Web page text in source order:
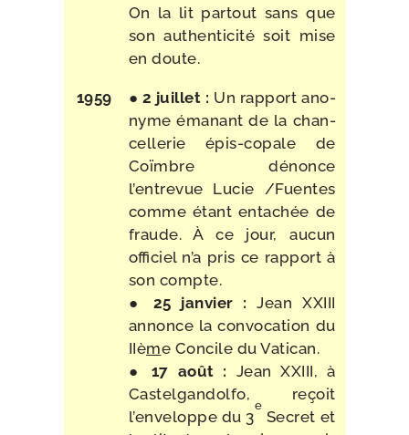
On la lit par­tout sans que
son authen­ti­ci­té soit mise
en doute.
1959 ● 2 juillet : Un rap­port ano­
nyme éma­nant de la chan­
cel­le­rie épis-​copale de
Coïmbre dénonce
l’entrevue Lucie /​Fuentes
comme étant enta­chée de
fraude. À ce jour, aucun
offi­ciel n’a pris ce rap­port à
son compte.
● 25 jan­vier : Jean XXIII
annonce la convo­ca­tion du
IIème Concile du Vatican.
● 17 août : Jean XXIII, à
Castelgandolfo, reçoit
l’enveloppe du 3
e
Secret et